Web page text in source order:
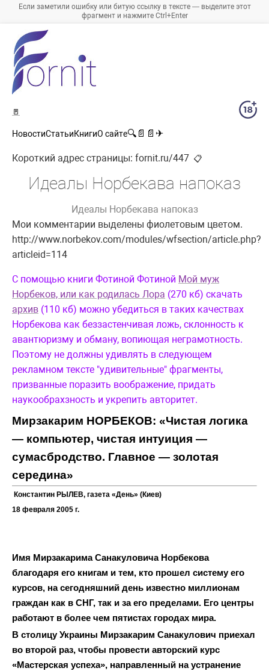
Если заметили ошибку или битую ссылку в тексте — выделите этот
фрагмент и нажмите Ctrl+Enter
🚪
НовостиСтатьиКнигиО сайте🔍 📄 📄 ✈
Короткий адрес страницы: fornit.ru/447 📋
Идеалы Норбекава напоказ
Идеалы Норбекава напоказ
Мои комментарии выделены фиолетовым цветом.
http://www.norbekov.com/modules/wfsection/article.php?
articleid=114
С помощью книги Фотиной Фотиной Мой муж
Норбеков, или как родилась Лора (270 кб) скачать
архив (110 кб) можно убедиться в таких качествах
Норбекова как беззастенчивая ложь, склонность к
авантюризму и обману, вопиющая неграмотность.
Поэтому не должны удивлять в следующем
рекламном тексте "удивительные" фрагменты,
призванные поразить воображение, придать
наукообрахзность и укрепить авторитет.
Мирзакарим НОРБЕКОВ: «Чистая логика
— компьютер, чистая интуиция —
сумасбродство. Главное — золотая
середина»
Константин РЫЛЕВ, газета «День» (Киев)
18 февраля 2005 г.
Имя Мирзакарима Санакуловича Норбекова
благодаря его книгам и тем, кто прошел систему его
курсов, на сегодняшний день известно миллионам
граждан как в СНГ, так и за его пределами. Его центры
работают в более чем пятистах городах мира.
В столицу Украины Мирзакарим Санакулович приехал
во второй раз, чтобы провести авторский курс
«Мастерская успеха», направленный на устранение